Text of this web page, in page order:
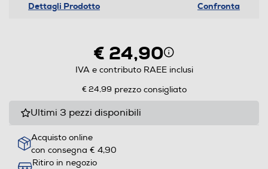
Dettagli Prodotto Confronta
€ 24,90
IVA e contributo RAEE inclusi
€ 24,99 prezzo consigliato
Ultimi 3 pezzi disponibili
Acquisto online
con consegna € 4,90
Ritiro in negozio